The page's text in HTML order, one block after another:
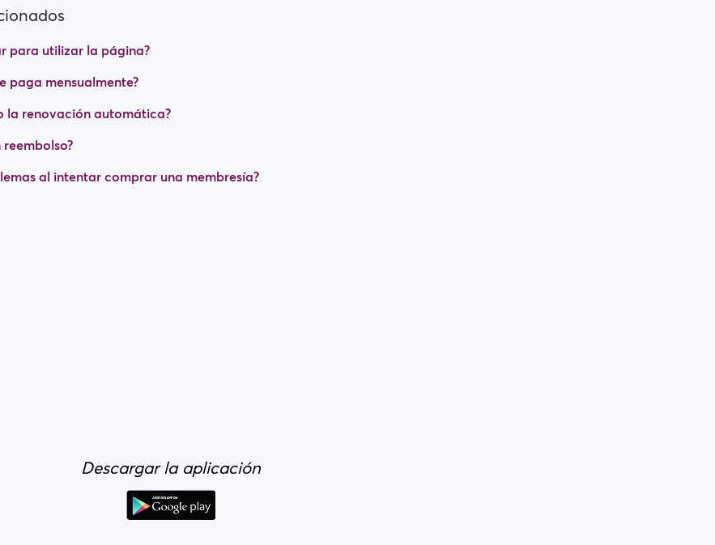
para utilizar la página?
paga mensualmente?
la renovación automática?
al intentar comprar una membresía?
Descargar la aplicación